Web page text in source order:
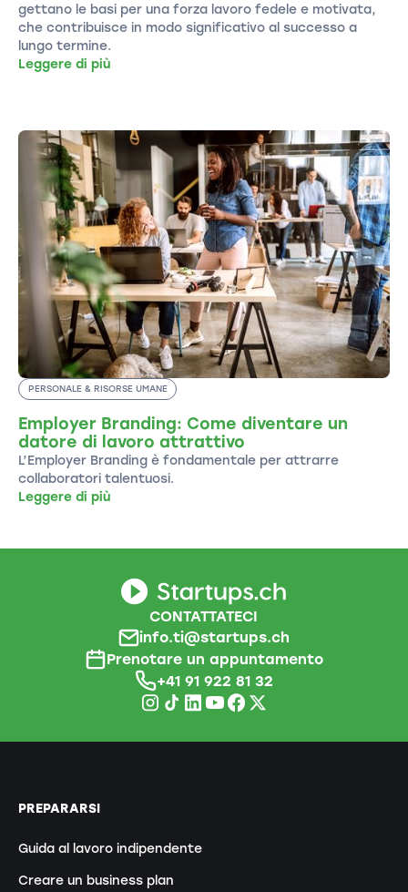
gettano le basi per una forza lavoro fedele e motivata,
che contribuisce in modo significativo al successo a
lungo termine.
Leggere di più
PERSONALE & RISORSE UMANE
Employer Branding: Come diventare un
datore di lavoro attrattivo
L’Employer Branding è fondamentale per attrarre
collaboratori talentuosi.
Leggere di più
CONTATTATECI
info.ti@startups.ch
Prenotare un appuntamento
+41 91 922 81 32
PREPARARSI
Guida al lavoro indipendente
Creare un business plan